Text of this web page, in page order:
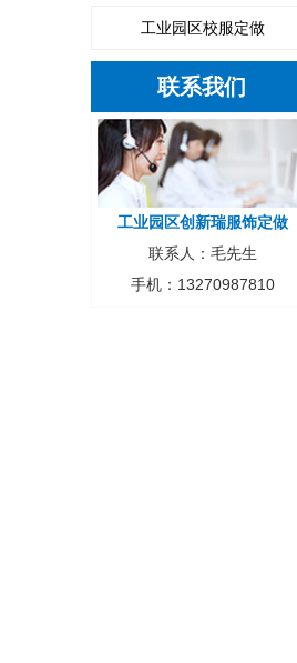
工业园区校服定做
联系我们
工业园区创新瑞服饰定做
联系人：毛先生
手机：13270987810